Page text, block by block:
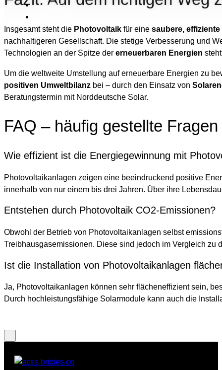
BLOG
Insgesamt steht die Photovoltaik für eine saubere,
nachhaltigeren Gesellschaft. Die stetige Verbesserung und
Technologien an der Spitze der erneuerbaren Energien
Um die weltweite Umstellung auf erneuerbare Energien zu
positiven Umweltbilanz bei – durch den Einsatz von
Beratungstermin mit Norddeutsche Solar.
FAQ – häufig gestellte
Wie effizient ist die Energiegewinnung mit
Photovoltaikanlagen zeigen eine beeindruckend positive
innerhalb von nur einem bis drei Jahren. Über ihre
Entstehen durch Photovoltaik CO2-Emissionen?
Obwohl der Betrieb von Photovoltaikanlagen selbst
Treibhausgasemissionen. Diese sind jedoch im Vergleich
Ist die Installation von Photovoltaikanlagen
Ja, Photovoltaikanlagen können sehr flächeneffizient sein,
Durch hochleistungsfähige Solarmodule kann auch die